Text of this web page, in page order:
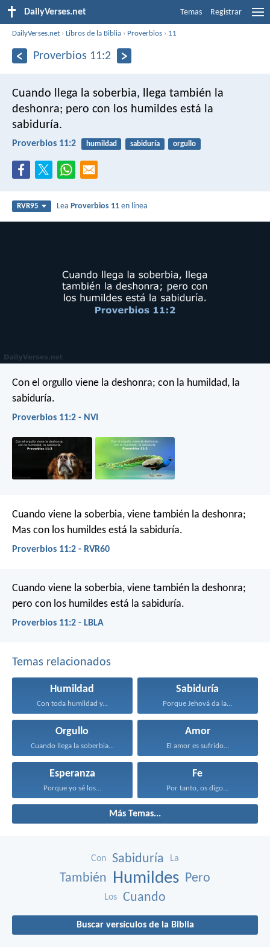
DailyVerses.net Temas Registrar
DailyVerses.net ›Libros de la Biblia › Proverbios › 11
Proverbios 11:2
Cuando llega la soberbia, llega también la
deshonra; pero con los humildes está la
sabiduría.
Proverbios 11:2 humildad sabiduría orgullo
RVR95 LeaProverbios 11 en línea
Con el orgullo viene la deshonra; con la humildad, la
sabiduría.
Proverbios 11:2 - NVI
Cuando viene la soberbia, viene también la deshonra;
Mas con los humildes está la sabiduría.
Proverbios 11:2 - RVR60
Cuando viene la soberbia, viene también la deshonra;
pero con los humildes está la sabiduría.
Proverbios 11:2 - LBLA
Temas relacionados
Humildad
Con toda humildad y...
Sabiduría
Porque Jehová da la...
Orgullo
Cuando llega la soberbia...
Amor
El amor es sufrido...
Esperanza
Porque yo sé los...
Fe
Por tanto, os digo...
Más Temas...
Con Sabiduría La
También Humildes Pero
Los Cuando
Buscar versículos de la Biblia